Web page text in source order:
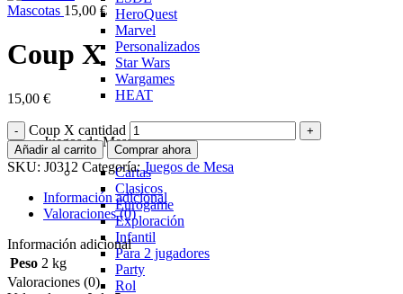
HeroQuest
Marvel
Personalizados
Star Wars
Wargames
HEAT
Juegos de Mesa
Cartas
Clasicos
Eurogame
Exploración
Infantil
Para 2 jugadores
Party
Rol
Mascotas 15,00 €
Coup X
15,00 €
Coup X cantidad
Añadir al carrito Comprar ahora
SKU: J0312 Categoría: Juegos de Mesa
Información adicional
Valoraciones (0)
Información adicional
Peso 2 kg
Valoraciones (0)